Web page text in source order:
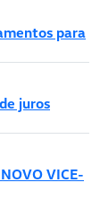
para
juros
VICE-